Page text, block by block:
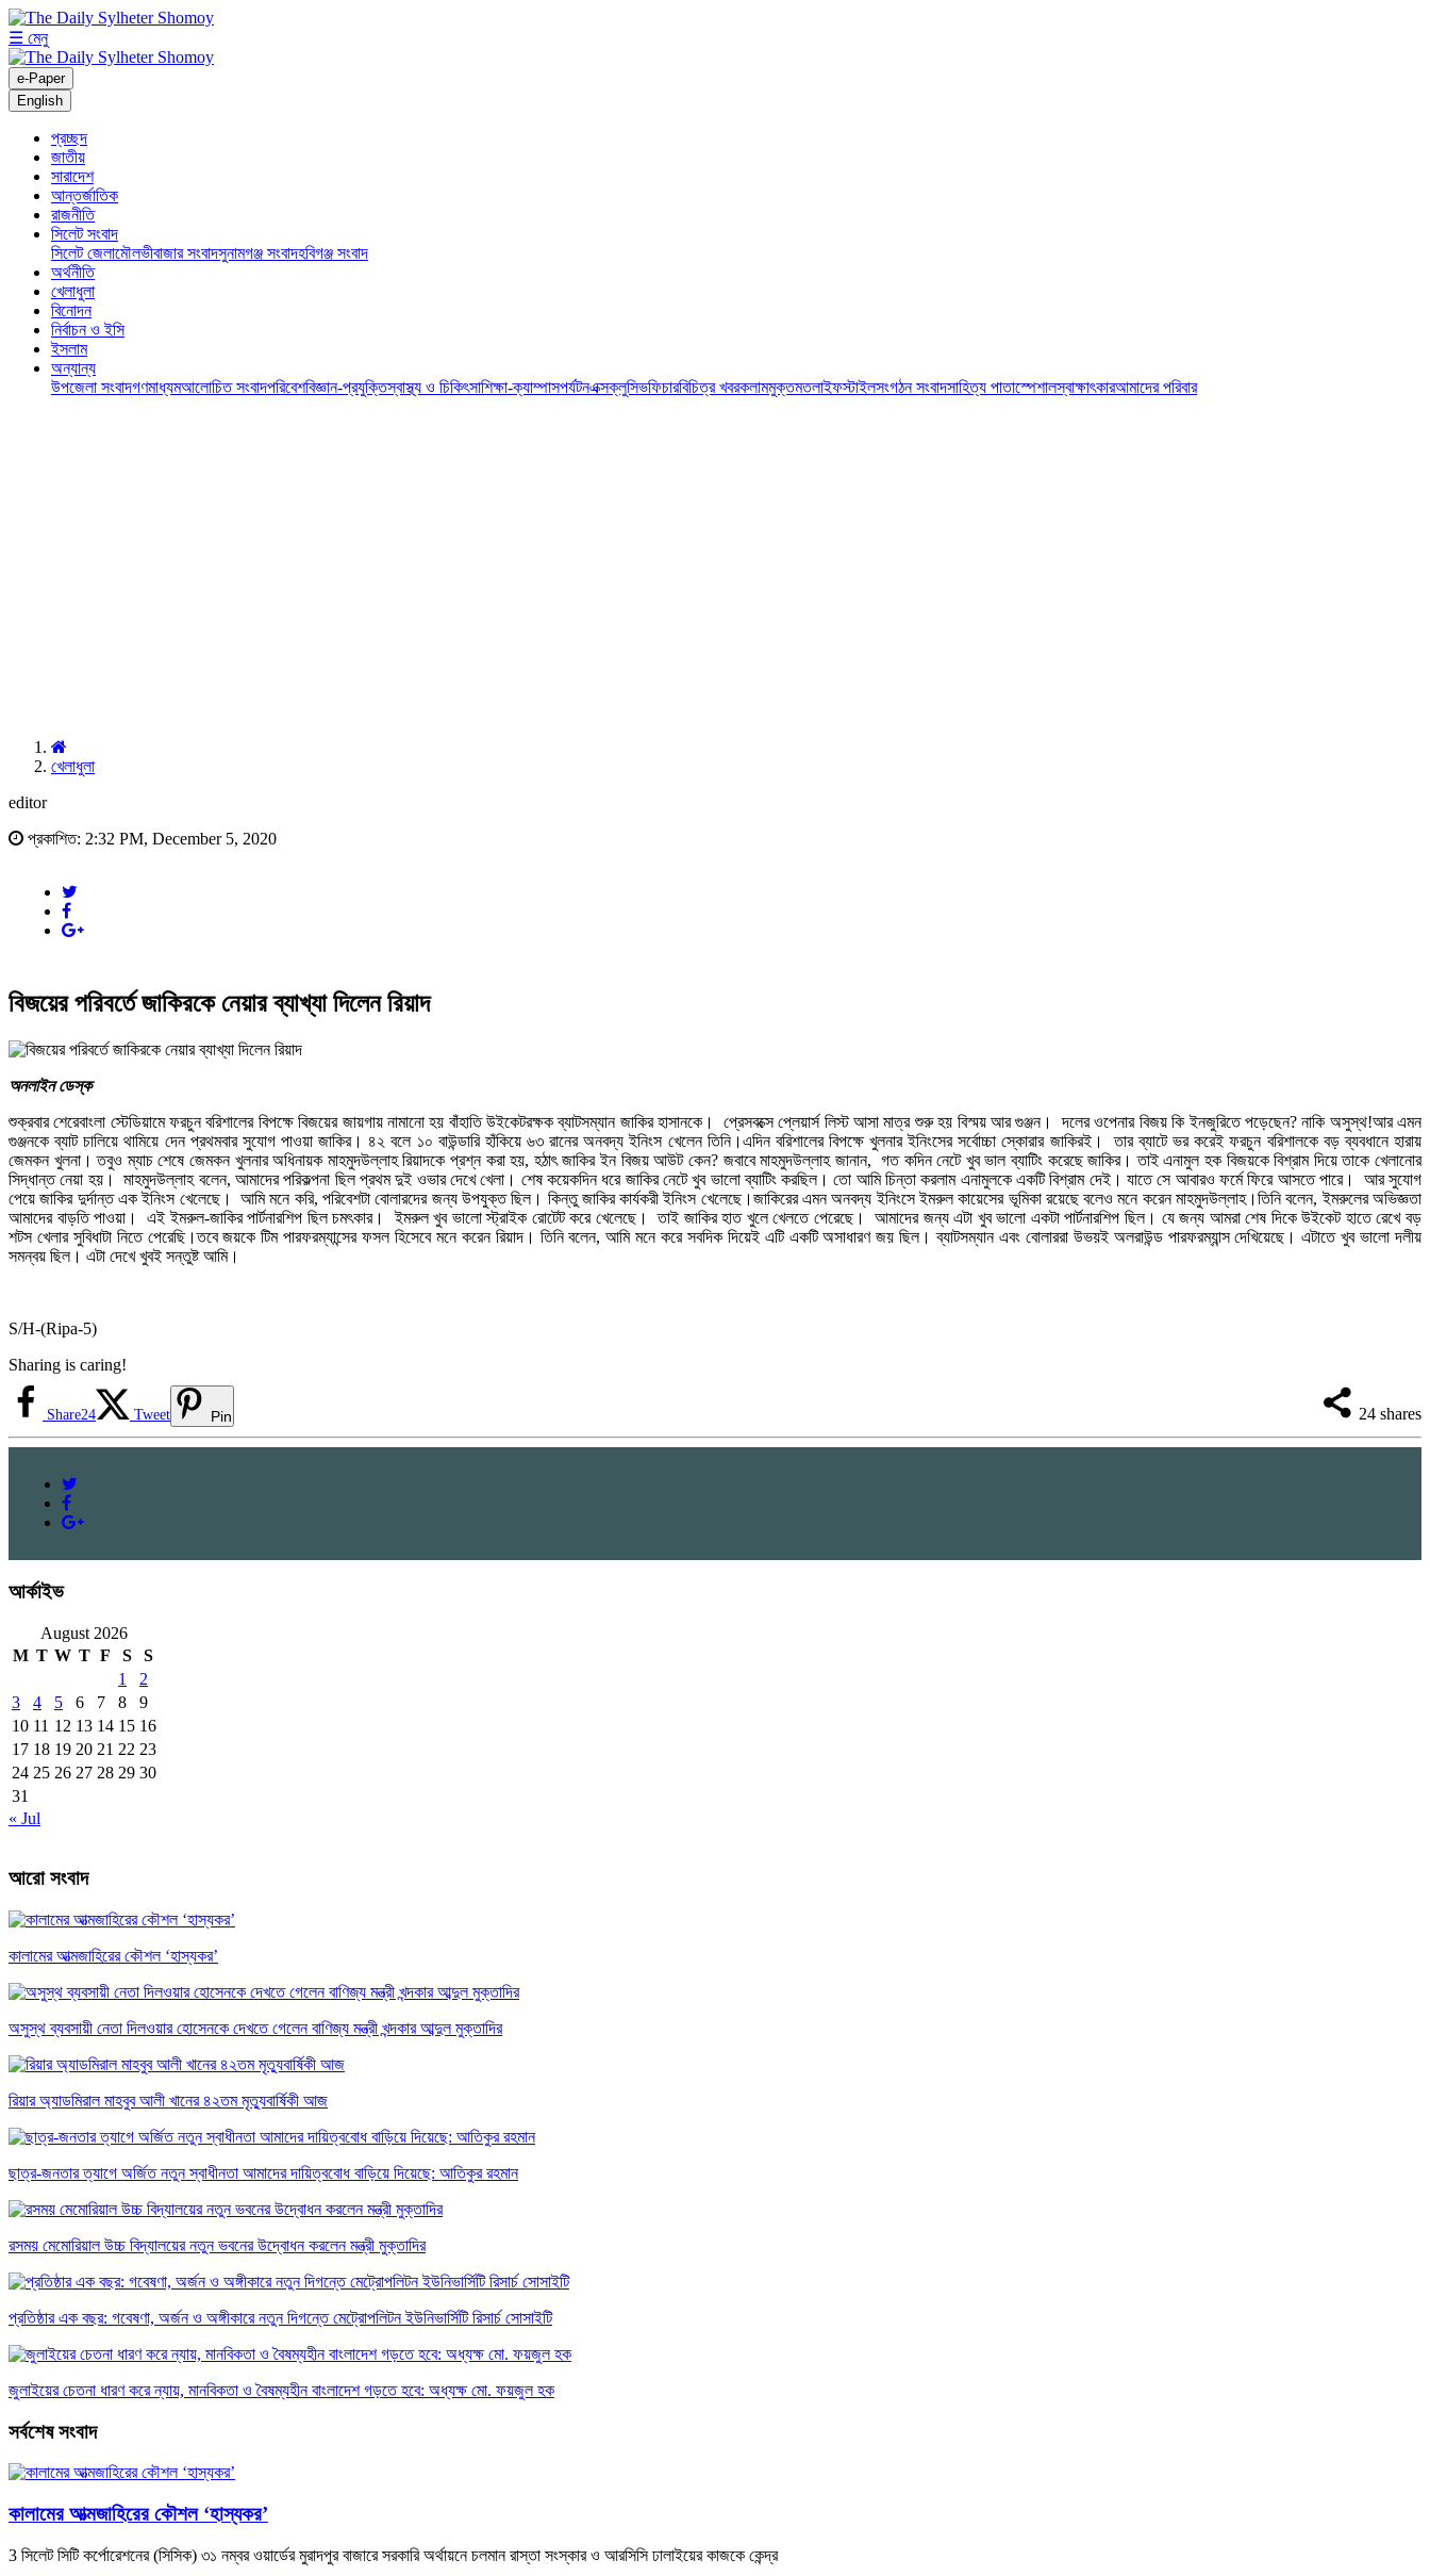
☰ মেনু
e-Paper
English
প্রচ্ছদ
জাতীয়
সারাদেশ
আন্তর্জাতিক
রাজনীতি
সিলেট সংবাদ
সিলেট জেলামৌলভীবাজার সংবাদসুনামগঞ্জ সংবাদহবিগঞ্জ সংবাদ
অর্থনীতি
খেলাধুলা
বিনোদন
নির্বাচন ও ইসি
ইসলাম
অন্যান্য
উপজেলা সংবাদগণমাধ্যমআলোচিত সংবাদপরিবেশবিজ্ঞান-প্রযুক্তিস্বাস্থ্য ও চিকিৎসাশিক্ষা-ক্যাম্পাসপর্যটনএক্সক্লুসিভফিচারবিচিত্র খবরকলামমুক্তমতলাইফস্টাইলসংগঠন সংবাদসাহিত্য পাতাস্পেশালস্বাক্ষাৎকারআমাদের পরিবার
খেলাধুলা
editor
প্রকাশিত: 2:32 PM, December 5, 2020
বিজয়ের পরিবর্তে জাকিরকে নেয়ার ব্যাখ্যা দিলেন রিয়াদ
অনলাইন ডেস্ক
শুক্রবার শেরেবাংলা স্টেডিয়ামে ফরচুন বরিশালের বিপক্ষে বিজয়ের জায়গায় নামানো হয় বাঁহাতি উইকেটরক্ষক ব্যাটসম্যান জাকির হাসানকে। প্রেসবক্সে প্লেয়ার্স লিস্ট আসা মাত্র শুরু হয় বিস্ময় আর গুঞ্জন। দলের ওপেনার বিজয় কি ইনজুরিতে পড়েছেন? নাকি অসুস্থ!আর এমন
গুঞ্জনকে ব্যাট চালিয়ে থামিয়ে দেন প্রথমবার সুযোগ পাওয়া জাকির। ৪২ বলে ১০ বাউন্ডারি হাঁকিয়ে ৬৩ রানের অনবদ্য ইনিংস খেলেন তিনি।এদিন বরিশালের বিপক্ষে খুলনার ইনিংসের সর্বোচ্চা স্কোরার জাকিরই। তার ব্যাটে ভর করেই ফরচুন বরিশালকে বড় ব্যবধানে হারায়
জেমকন খুলনা। তবুও ম্যাচ শেষে জেমকন খুলনার অধিনায়ক মাহমুদউল্লাহ রিয়াদকে প্রশ্ন করা হয়, হঠাৎ জাকির ইন বিজয় আউট কেন? জবাবে মাহমুদউল্লাহ জানান, গত কদিন নেটে খুব ভাল ব্যাটিং করেছে জাকির। তাই এনামুল হক বিজয়কে বিশ্রাম দিয়ে তাকে খেলানোর
সিদ্ধান্ত নেয়া হয়। মাহমুদউল্লাহ বলেন, আমাদের পরিকল্পনা ছিল প্রথম দুই ওভার দেখে খেলা। শেষ কয়েকদিন ধরে জাকির নেটে খুব ভালো ব্যাটিং করছিল। তো আমি চিন্তা করলাম এনামুলকে একটি বিশ্রাম দেই। যাতে সে আবারও ফর্মে ফিরে আসতে পারে। আর সুযোগ
পেয়ে জাকির দুর্দান্ত এক ইনিংস খেলেছে। আমি মনে করি, পরিবেশটা বোলারদের জন্য উপযুক্ত ছিল। কিন্তু জাকির কার্যকরী ইনিংস খেলেছে।জাকিরের এমন অনবদ্য ইনিংসে ইমরুল কায়েসের ভূমিকা রয়েছে বলেও মনে করেন মাহমুদউল্লাহ।তিনি বলেন, ইমরুলের অভিজ্ঞতা
আমাদের বাড়তি পাওয়া। এই ইমরুল-জাকির পার্টনারশিপ ছিল চমৎকার। ইমরুল খুব ভালো স্ট্রাইক রোটেট করে খেলেছে। তাই জাকির হাত খুলে খেলতে পেরেছে। আমাদের জন্য এটা খুব ভালো একটা পার্টনারশিপ ছিল। যে জন্য আমরা শেষ দিকে উইকেট হাতে রেখে বড়
শটস খেলার সুবিধাটা নিতে পেরেছি।তবে জয়কে টিম পারফরম্যান্সের ফসল হিসেবে মনে করেন রিয়াদ। তিনি বলেন, আমি মনে করে সবদিক দিয়েই এটি একটি অসাধারণ জয় ছিল। ব্যাটসম্যান এবং বোলাররা উভয়ই অলরাউন্ড পারফরম্যান্স দেখিয়েছে। এটাতে খুব ভালো দলীয়
সমন্বয় ছিল। এটা দেখে খুবই সন্তুষ্ট আমি।
S/H-(Ripa-5)
Sharing is caring!
24 shares
Share24 Tweet Pin
আর্কাইভ
August 2026
M T W T F S
S
1
2
3
4 5 6 7 8
9
10 11 12 13 14 15 16
17 18 19 20 21 22 23
24 25 26 27 28 29 30
31
« Jul
আরো সংবাদ
কালামের আত্মজাহিরের কৌশল ‘হাস্যকর’
অসুস্থ ব্যবসায়ী নেতা দিলওয়ার হোসেনকে দেখতে গেলেন বাণিজ্য মন্ত্রী খন্দকার আব্দুল মুক্তাদির
রিয়ার অ্যাডমিরাল মাহবুব আলী খানের ৪২তম মৃত্যুবার্ষিকী আজ
ছাত্র-জনতার ত্যাগে অর্জিত নতুন স্বাধীনতা আমাদের দায়িত্ববোধ বাড়িয়ে দিয়েছে: আতিকুর রহমান
রসময় মেমোরিয়াল উচ্চ বিদ্যালয়ের নতুন ভবনের উদ্বোধন করলেন মন্ত্রী মুক্তাদির
প্রতিষ্ঠার এক বছর: গবেষণা, অর্জন ও অঙ্গীকারে নতুন দিগন্তে মেট্রোপলিটন ইউনিভার্সিটি রিসার্চ সোসাইটি
জুলাইয়ের চেতনা ধারণ করে ন্যায়, মানবিকতা ও বৈষম্যহীন বাংলাদেশ গড়তে হবে: অধ্যক্ষ মো. ফয়জুল হক
সর্বশেষ সংবাদ
কালামের আত্মজাহিরের কৌশল ‘হাস্যকর’
3 সিলেট সিটি কর্পোরেশনের (সিসিক) ৩১ নম্বর ওয়ার্ডের মুরাদপুর বাজারে সরকারি অর্থায়নে চলমান রাস্তা সংস্কার ও আরসিসি ঢালাইয়ের কাজকে কেন্দ্র